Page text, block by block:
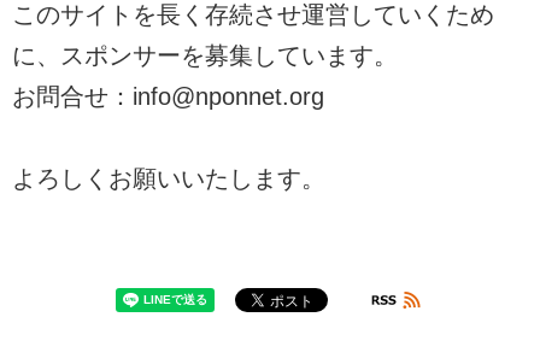
このサイトを長く存続させ運営していくため
に、スポンサーを募集しています。
お問合せ：info@nponnet.org
よろしくお願いいたします。